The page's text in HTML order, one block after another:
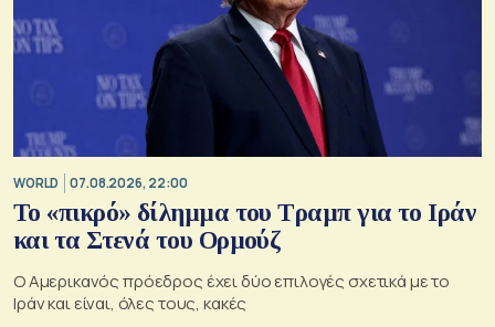
WORLD 07.08.2026, 22:00
Το «πικρό» δίλημμα του Τραμπ για το Ιράν
και τα Στενά του Ορμούζ
Ο Αμερικανός πρόεδρος έχει δύο επιλογές σχετικά με το
Ιράν και είναι, όλες τους, κακές